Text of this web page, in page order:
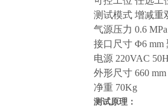
测试模式 增减重
气源压力 0.6 MPa
接口尺寸 Φ6 mm
电源 220VAC
外形尺寸 660
净重 70Kg
测试原理：